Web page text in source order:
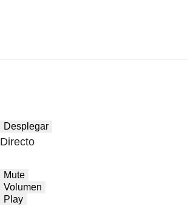
Desplegar
Directo
Mute
Volumen
Play